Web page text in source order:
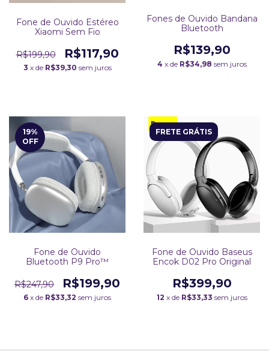
Fone de Ouvido Estéreo
Xiaomi Sem Fio
R$199,90 R$117,90
3 x de R$39,30 sem juros
Fones de Ouvido Bandana
Bluetooth
R$139,90
4 x de R$34,98 sem juros
19%
OFF
Fone de Ouvido
Bluetooth P9 Pro™
R$247,90 R$199,90
6 x de R$33,32 sem juros
FRETE GRÁTIS
Fone de Ouvido Baseus
Encok D02 Pro Original
R$399,90
12 x de R$33,33 sem juros